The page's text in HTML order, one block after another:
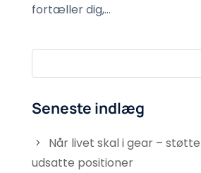
fortæller dig,...
Seneste indlæg
Når livet skal i gear –
udsatte positioner